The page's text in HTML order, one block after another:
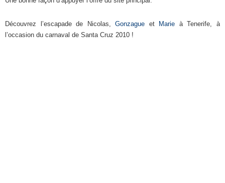
Découvrez l’escapade de Nicolas,Gonzague et Marie à Tenerife, à
l’occasion du carnaval de Santa Cruz 2010 !